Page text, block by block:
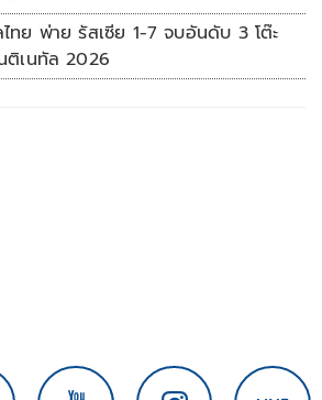
ทย พ่าย รัสเซีย 1-7 จบอันดับ 3 โต๊ะ
ติเนทัล 2026